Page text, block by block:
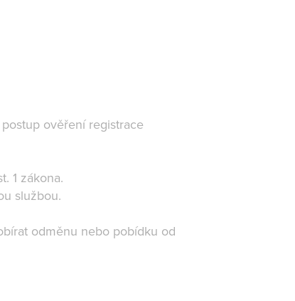
ověření registrace
1 zákona.
službou.
odměnu nebo pobídku od